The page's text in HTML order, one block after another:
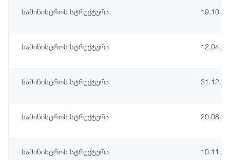
სამინისტროს სტრუქტურა
სამინისტროს სტრუქტურა
სამინისტროს სტრუქტურა
სამინისტროს სტრუქტურა
სამინისტროს სტრუქტურა